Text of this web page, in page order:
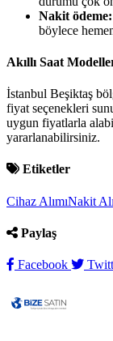
Nakit ödeme:
böylece
Akıllı Saat
İstanbul Beşiktaş
fiyat seçenekleri
uygun fiyatlarla
yararlanabilirsiniz.
Etiketler
Cihaz AlımıNakit
Paylaş
Facebook